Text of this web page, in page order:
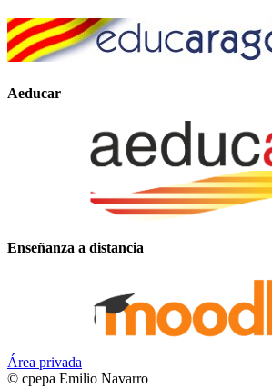
Aeducar
Enseñanza a distancia
Área privada
© cpepa Emilio Navarro